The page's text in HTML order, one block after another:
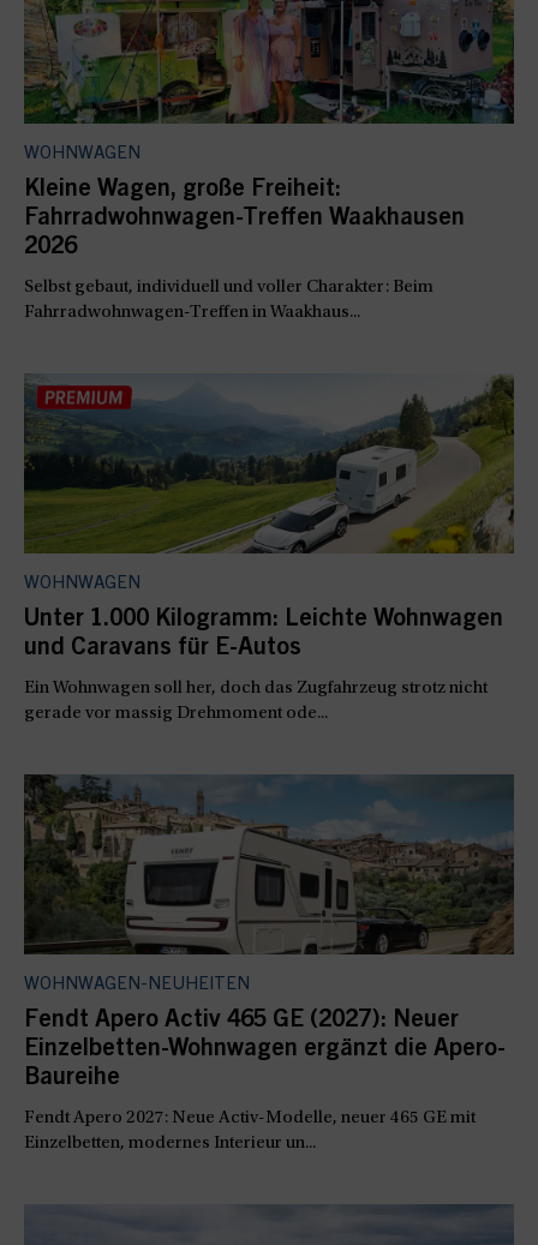
WOHNWAGEN-NEUHEITEN
Fendt Apero Activ 465 GE (2027): Neuer
Einzelbetten-Wohnwagen ergänzt die Apero-
Baureihe
Fendt Apero 2027: Neue Activ-Modelle, neuer 465 GE mit
Einzelbetten, modernes Interieur un...
WOHNWAGEN
Unter 1.000 Kilogramm: Leichte Wohnwagen
und Caravans für E-Autos
Ein Wohnwagen soll her, doch das Zugfahrzeug strotz nicht
gerade vor massig Drehmoment ode...
WOHNWAGEN
Kleine Wagen, große Freiheit:
Fahrradwohnwagen-Treffen Waakhausen
2026
Selbst gebaut, individuell und voller Charakter: Beim
Fahrradwohnwagen-Treffen in Waakhaus...